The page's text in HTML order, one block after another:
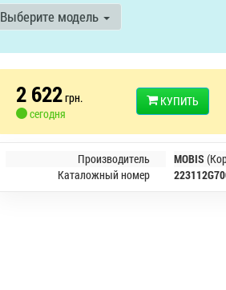
Выберите модель
2 622грн.
сегодня
КУПИТЬ
Производитель MOBIS
Каталожный номер